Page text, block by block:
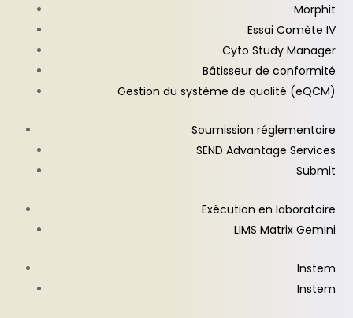
Morphit
Essai Comète IV
Cyto Study Manager
Bâtisseur de conformité
Gestion du système de qualité (eQCM)
Soumission réglementaire
SEND Advantage Services
Submit
Exécution en laboratoire
LIMS Matrix Gemini
Instem
Instem